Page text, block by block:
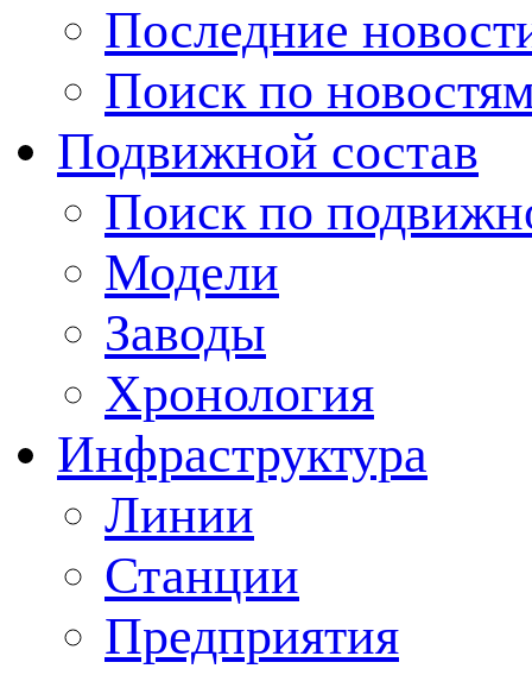
Последние
Поиск по
Подвижной состав
Поиск по
Модели
Заводы
Хронология
Инфраструктура
Линии
Станции
Предприятия